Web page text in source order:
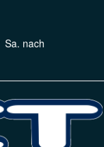
Sa. nach